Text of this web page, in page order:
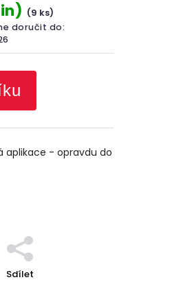
(9 ks)
doručit do:
aplikace - opravdu do
Sdílet